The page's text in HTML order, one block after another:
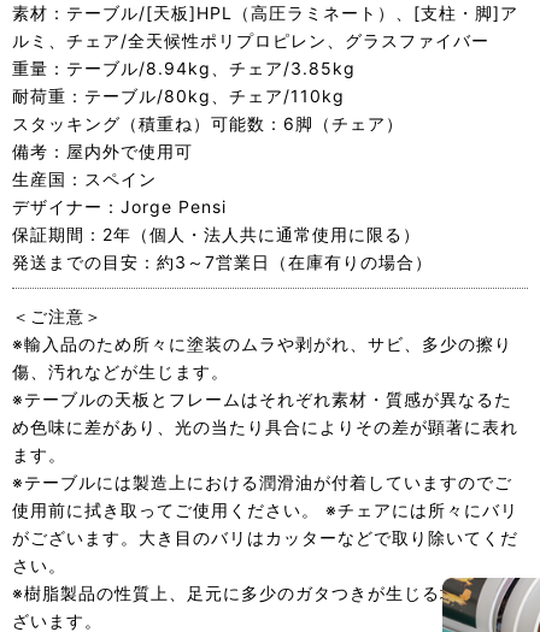
素材：テーブル/[天板]HPL（高圧ラミネート）、[支柱・脚]ア
ルミ、チェア/全天候性ポリプロピレン、グラスファイバー
重量：テーブル/8.94kg、チェア/3.85kg
耐荷重：テーブル/80kg、チェア/110kg
スタッキング（積重ね）可能数：6脚（チェア）
備考：屋内外で使用可
生産国：スペイン
デザイナー：Jorge Pensi
保証期間：2年（個人・法人共に通常使用に限る）
発送までの目安：約3～7営業日（在庫有りの場合）
＜ご注意＞
※輸入品のため所々に塗装のムラや剥がれ、サビ、多少の擦り
傷、汚れなどが生じます。
※テーブルの天板とフレームはそれぞれ素材・質感が異なるた
め色味に差があり、光の当たり具合によりその差が顕著に表れ
ます。
※テーブルには製造上における潤滑油が付着していますのでご
使用前に拭き取ってご使用ください。 ※チェアには所々にバリ
がございます。大き目のバリはカッターなどで取り除いてくだ
さい。
※樹脂製品の性質上、足元に多少のガタつきが生じる場合がご
ざいます。